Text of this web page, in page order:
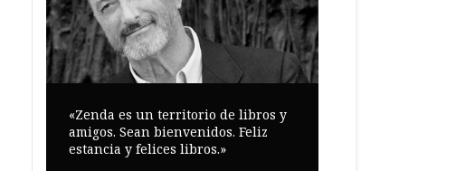
«Zenda es un territorio de libros y
amigos. Sean bienvenidos. Feliz
estancia y felices libros.»